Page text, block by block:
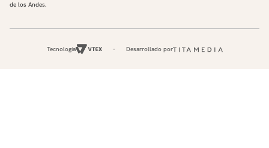
de los Andes.
Tecnología Desarrollado por